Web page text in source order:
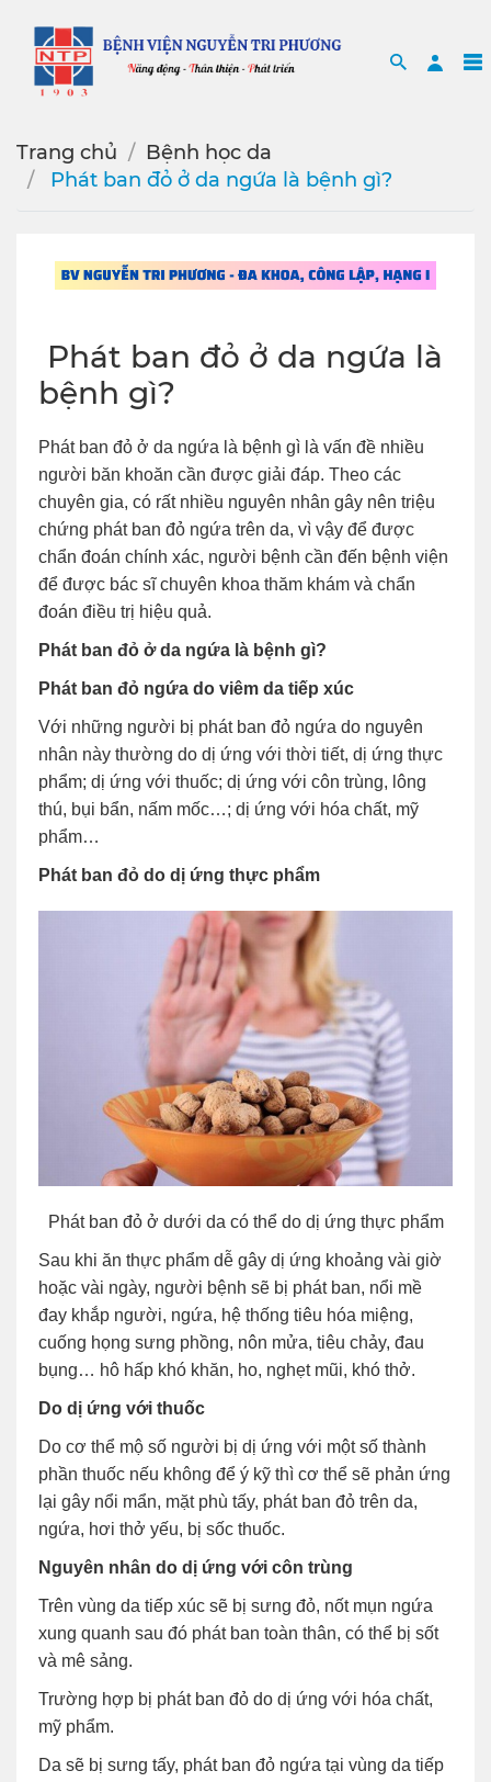
Search
Trang chủ
Bệnh học da
️ Phát ban đỏ ở da ngứa là bệnh gì?
️ Phát ban đỏ ở da ngứa là
bệnh gì?
Phát ban đỏ ở da ngứa là bệnh gì là vấn đề nhiều
người băn khoăn cần được giải đáp. Theo các
chuyên gia, có rất nhiều nguyên nhân gây nên triệu
chứng phát ban đỏ ngứa trên da, vì vậy để được
chẩn đoán chính xác, người bệnh cần đến bệnh viện
để được bác sĩ chuyên khoa thăm khám và chẩn
đoán điều trị hiệu quả.
Phát ban đỏ ở da ngứa là bệnh gì?
Phát ban đỏ ngứa do viêm da tiếp xúc
Với những người bị phát ban đỏ ngứa do nguyên
nhân này thường do dị ứng với thời tiết, dị ứng thực
phẩm; dị ứng với thuốc; dị ứng với côn trùng, lông
thú, bụi bẩn, nấm mốc…; dị ứng với hóa chất, mỹ
phẩm…
Phát ban đỏ do dị ứng thực phẩm
Phát ban đỏ ở dưới da có thể do dị ứng thực phẩm
Sau khi ăn thực phẩm dễ gây dị ứng khoảng vài giờ
hoặc vài ngày, người bệnh sẽ bị phát ban, nổi mề
đay khắp người, ngứa, hệ thống tiêu hóa miệng,
cuống họng sưng phồng, nôn mửa, tiêu chảy, đau
bụng… hô hấp khó khăn, ho, nghẹt mũi, khó thở.
Do dị ứng với thuốc
Do cơ thể mộ số người bị dị ứng với một số thành
phần thuốc nếu không để ý kỹ thì cơ thể sẽ phản ứng
lại gây nổi mẩn, mặt phù tấy, phát ban đỏ trên da,
ngứa, hơi thở yếu, bị sốc thuốc.
Nguyên nhân do dị ứng với côn trùng
Trên vùng da tiếp xúc sẽ bị sưng đỏ, nốt mụn ngứa
xung quanh sau đó phát ban toàn thân, có thể bị sốt
và mê sảng.
Trường hợp bị phát ban đỏ do dị ứng với hóa chất,
mỹ phẩm.
Da sẽ bị sưng tấy, phát ban đỏ ngứa tại vùng da tiếp